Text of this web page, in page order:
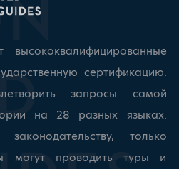
сертификацию.
запросы самой
на 28 разных языках.
только
могут проводить туры и